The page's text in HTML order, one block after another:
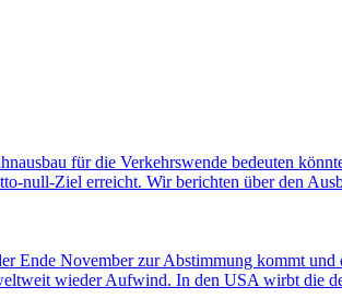
für die Verkehrswende bedeuten
null-Ziel erreicht. Wir berichten über den
Ende November zur Abstimmung kommt
wieder Aufwind. In den USA wirbt die